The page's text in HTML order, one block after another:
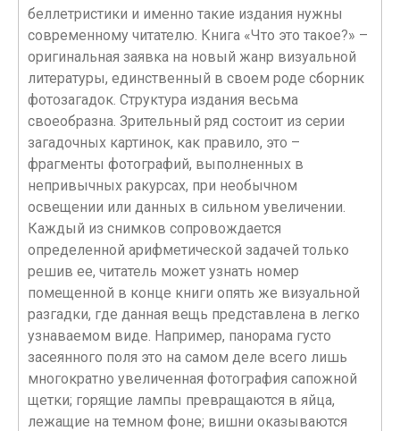
беллетристики и именно такие издания нужны
современному читателю. Книга «Что это такое?» –
оригинальная заявка на новый жанр визуальной
литературы, единственный в своем роде сборник
фотозагадок. Структура издания весьма
своеобразна. Зрительный ряд состоит из серии
загадочных картинок, как правило, это –
фрагменты фотографий, выполненных в
непривычных ракурсах, при необычном
освещении или данных в сильном увеличении.
Каждый из снимков сопровождается
определенной арифметической задачей только
решив ее, читатель может узнать номер
помещенной в конце книги опять же визуальной
разгадки, где данная вещь представлена в легко
узнаваемом виде. Например, панорама густо
засеянного поля это на самом деле всего лишь
многократно увеличенная фотография сапожной
щетки; горящие лампы превращаются в яйца,
лежащие на темном фоне; вишни оказываются